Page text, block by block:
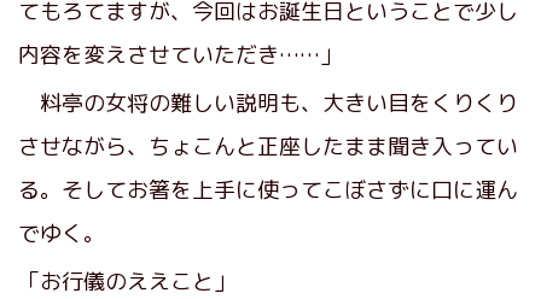
てもろてますが、今回はお誕生日ということで少し
内容を変えさせていただき……」
料亭の女将の難しい説明も、大きい目をくりくり
させながら、ちょこんと正座したまま聞き入ってい
る。そしてお箸を上手に使ってこぼさずに口に運ん
でゆく。
「お行儀のええこと」